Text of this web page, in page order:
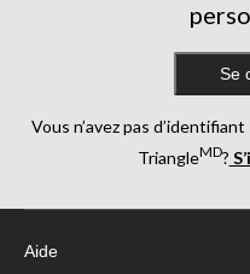
Se
Vous n’avez pas
TriangleMD?
Aide